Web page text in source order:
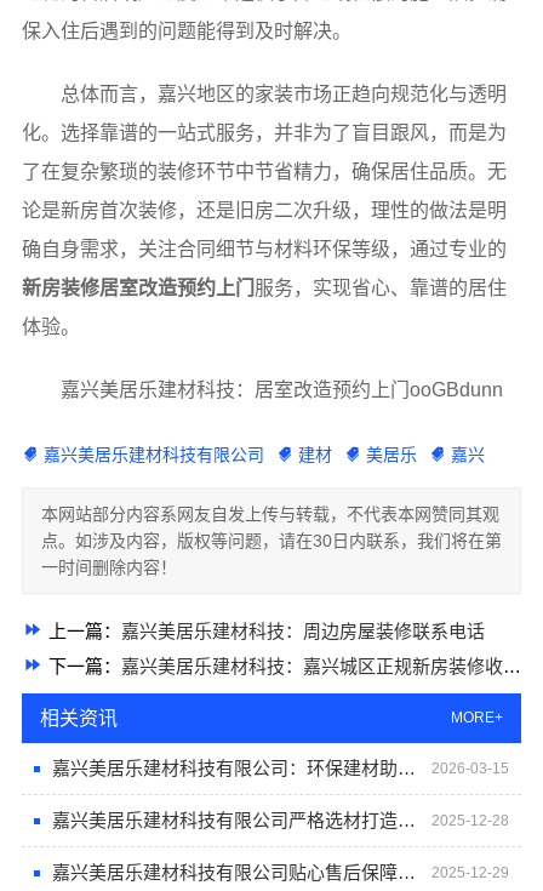
保入住后遇到的问题能得到及时解决。
总体而言，嘉兴地区的家装市场正趋向规范化与透明
化。选择靠谱的一站式服务，并非为了盲目跟风，而是为
了在复杂繁琐的装修环节中节省精力，确保居住品质。无
论是新房首次装修，还是旧房二次升级，理性的做法是明
确自身需求，关注合同细节与材料环保等级，通过专业的
新房装修居室改造预约上门 服务，实现省心、靠谱的居住
体验。
嘉兴美居乐建材科技：居室改造预约上门ooGBdunn
嘉兴美居乐建材科技有限公司 建材 美居乐 嘉兴
本网站部分内容系网友自发上传与转载，不代表本网赞同其观
点。如涉及内容，版权等问题，请在30日内联系，我们将在第
一时间删除内容！
上一篇： 嘉兴美居乐建材科技：周边房屋装修联系电话
下一篇： 嘉兴美居乐建材科技：嘉兴城区正规新房装修收费多少
相关资讯 MORE+
嘉兴美居乐建材科技有限公司：环保建材助力绿色家装 2026-03-15
嘉兴美居乐建材科技有限公司严格选材打造长久耐用居住环境 2025-12-28
嘉兴美居乐建材科技有限公司贴心售后保障长久安心 2025-12-29